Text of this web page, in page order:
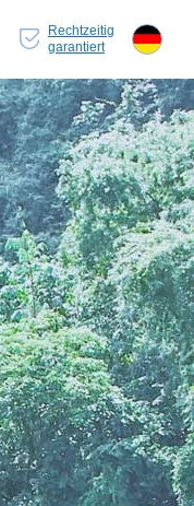
Rechtzeitig
garantiert